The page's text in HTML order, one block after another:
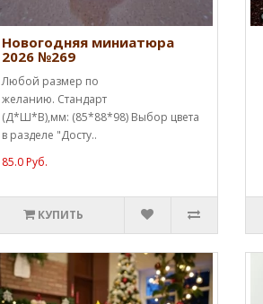
Новогодняя миниатюра
2026 №269
Любой размер по
желанию. Стандарт
(Д*Ш*В),мм: (85*88*98) Выбор цвета
в разделе "Досту..
85.0 Руб.
КУПИТЬ